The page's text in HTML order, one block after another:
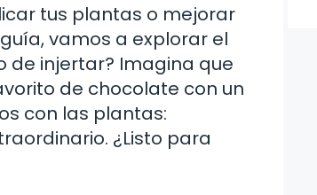
tus plantas o mejorar
vamos a explorar el
de injertar? Imagina que
de chocolate con un
con las plantas:
¿Listo para